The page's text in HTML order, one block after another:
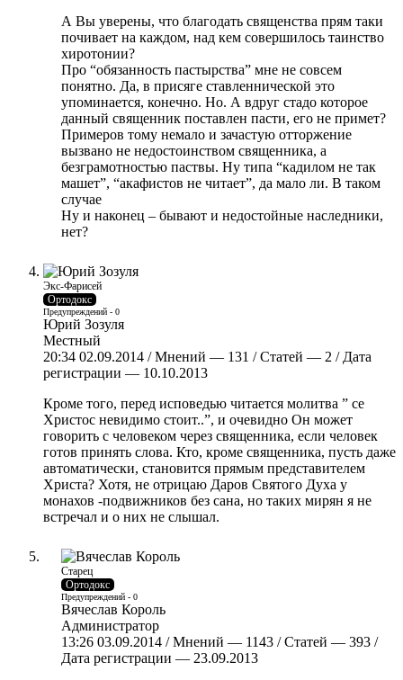
А Вы уверены, что благодать священства прям таки
почивает на каждом, над кем совершилось таинство
хиротонии?
Про “обязанность пастырства” мне не совсем
понятно. Да, в присяге ставленнической это
упоминается, конечно. Но. А вдруг стадо которое
данный священник поставлен пасти, его не примет?
Примеров тому немало и зачастую отторжение
вызвано не недостоинством священника, а
безграмотностью паствы. Ну типа “кадилом не так
машет”, “акафистов не читает”, да мало ли. В таком
случае
Ну и наконец – бывают и недостойные наследники,
нет?
Экс-Фарисей
Ортодокс
Предупреждений - 0
Юрий Зозуля
Местный
20:34 02.09.2014 / Мнений — 131 / Статей — 2 / Дата
регистрации — 10.10.2013
Кроме того, перед исповедью читается молитва ” се
Христос невидимо стоит..”, и очевидно Он может
говорить с человеком через священника, если человек
готов принять слова. Кто, кроме священника, пусть даже
автоматически, становится прямым представителем
Христа? Хотя, не отрицаю Даров Святого Духа у
монахов -подвижников без сана, но таких мирян я не
встречал и о них не слышал.
Старец
Ортодокс
Предупреждений - 0
Вячеслав Король
Администратор
13:26 03.09.2014 / Мнений — 1143 / Статей — 393 /
Дата регистрации — 23.09.2013